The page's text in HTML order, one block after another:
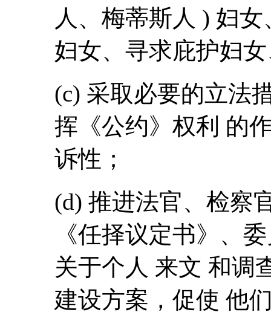
人、梅蒂斯人 ) 妇
妇女、寻求庇护妇
(c) 采取必要的立法
挥《公约》权利 的
诉性；
(d) 推进法官、检察
《任择议定书》、
关于个人 来文 和调
建设方案，促使 他